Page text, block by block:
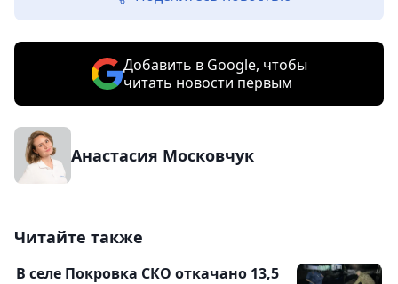
Добавить в Google, чтобы
читать новости первым
Анастасия Московчук
Читайте также
В селе Покровка СКО откачано 13,5